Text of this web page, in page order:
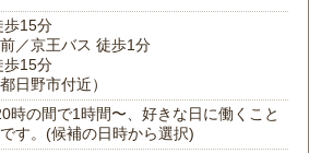
歩15分
／京王バス 徒歩1分
歩15分
都日野市付近）
時の間で1時間〜、好きな日に働くこと
す。(候補の日時から選択)